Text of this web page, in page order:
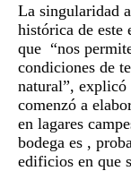
La singularidad
histórica de este
que “nos
condiciones de
natural”,
comenzó a
en lagares
bodega es ,
edificios en que